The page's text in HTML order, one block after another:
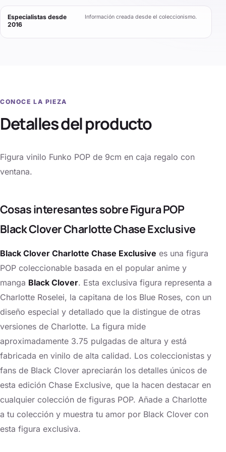
Especialistas desde
2016
Información creada desde el coleccionismo.
CONOCE LA PIEZA
Detalles del producto
Figura vinilo Funko POP de 9cm en caja regalo con
ventana.
Cosas interesantes sobre Figura POP
Black Clover Charlotte Chase Exclusive
Black Clover Charlotte Chase Exclusive es una figura
POP coleccionable basada en el popular anime y
manga Black Clover. Esta exclusiva figura representa a
Charlotte Roselei, la capitana de los Blue Roses, con un
diseño especial y detallado que la distingue de otras
versiones de Charlotte. La figura mide
aproximadamente 3.75 pulgadas de altura y está
fabricada en vinilo de alta calidad. Los coleccionistas y
fans de Black Clover apreciarán los detalles únicos de
esta edición Chase Exclusive, que la hacen destacar en
cualquier colección de figuras POP. Añade a Charlotte
a tu colección y muestra tu amor por Black Clover con
esta figura exclusiva.